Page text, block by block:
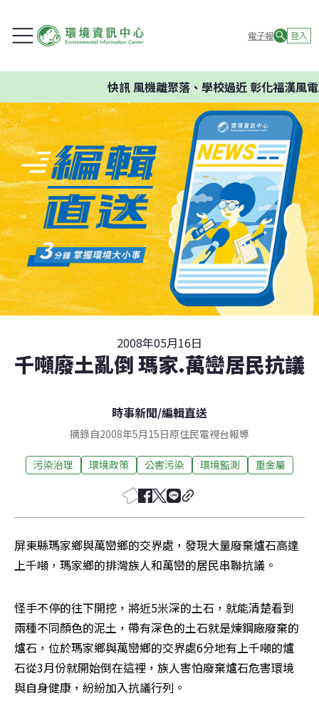
電子報 登入
快訊風機離聚落、學校過近 彰化福漢風電
2008年05月16日
千噸廢土亂倒 瑪家.萬巒居民抗議
時事新聞/編輯直送
摘錄自2008年5月15日原住民電視台報導
污染治理 環境政策 公害污染 環境監測 重金屬
屏東縣瑪家鄉與萬巒鄉的交界處，發現大量廢棄爐石高達
上千噸，瑪家鄉的排灣族人和萬巒的居民串聯抗議。
怪手不停的往下開挖，將近5米深的土石，就能清楚看到
兩種不同顏色的泥土，帶有深色的土石就是煉鋼廠廢棄的
爐石，位於瑪家鄉與萬巒鄉的交界處6分地有上千噸的爐
石從3月份就開始倒在這裡，族人害怕廢棄爐石危害環境
與自身健康，紛紛加入抗議行列。